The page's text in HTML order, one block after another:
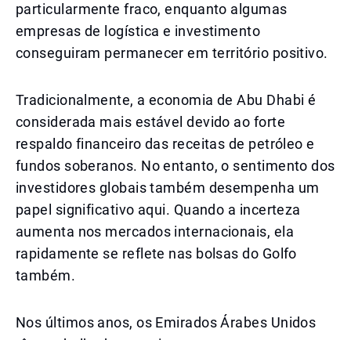
particularmente fraco, enquanto algumas
empresas de logística e investimento
conseguiram permanecer em território positivo.
Tradicionalmente, a economia de Abu Dhabi é
considerada mais estável devido ao forte
respaldo financeiro das receitas de petróleo e
fundos soberanos. No entanto, o sentimento dos
investidores globais também desempenha um
papel significativo aqui. Quando a incerteza
aumenta nos mercados internacionais, ela
rapidamente se reflete nas bolsas do Golfo
também.
Nos últimos anos, os Emirados Árabes Unidos